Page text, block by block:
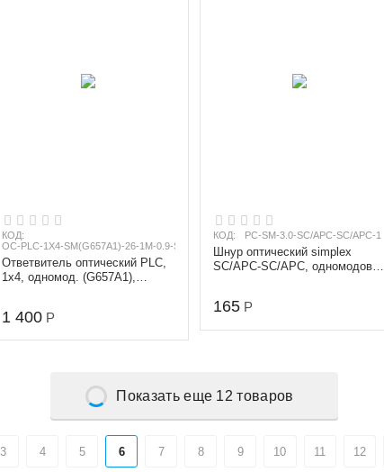
КОД:
OC-PLC-1X4-SM(G657A1)-26-1M-0.9-SC/APC
Ответвитель оптический PLC,
1х4, одномод. (G657A1),
1 400 Р
КОД: PC-SM-3.0-SC/APC-SC/APC-1
Шнур оптический simplex
SC/APC-SC/APC, одномодовый
165 Р
Показать еще 12 товаров
3 4 5 6 7 8 9 10 11 12